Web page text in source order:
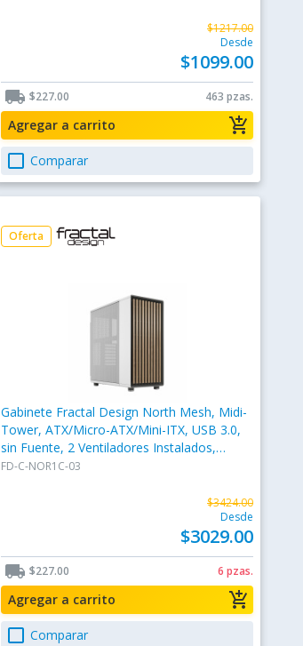
$1217.00
Desde
$1099.00
local_shipping $227.00 463 pzas.
add_shopping_cart
Agregar a carrito
check_box_outline_blank Comparar
Oferta
Gabinete Fractal Design North Mesh, Midi-
Tower, ATX/Micro-ATX/Mini-ITX, USB 3.0,
sin Fuente, 2 Ventiladores Instalados,
Blanco
FD-C-NOR1C-03
$3424.00
Desde
$3029.00
local_shipping $227.00 6 pzas.
add_shopping_cart
Agregar a carrito
check_box_outline_blank Comparar